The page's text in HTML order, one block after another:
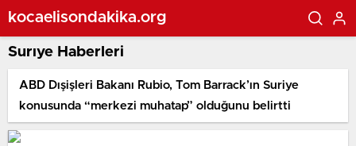
kocaelisondakika.org
Surıye Haberleri
ABD Dışişleri Bakanı Rubio, Tom Barrack’ın Suriye
konusunda “merkezi muhatap” olduğunu belirtti